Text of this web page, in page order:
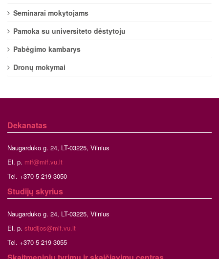
Seminarai mokytojams
Pamoka su universiteto dėstytoju
Pabėgimo kambarys
Dronų mokymai
Dekanatas
Naugarduko g. 24, LT-03225, Vilnius
El. p. mif@mif.vu.lt
Tel. +370 5 219 3050
Studijų skyrius
Naugarduko g. 24, LT-03225, Vilnius
El. p. studijos@mif.vu.lt
Tel. +370 5 219 3055